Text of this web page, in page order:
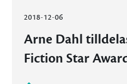
2018-12-06
Arne Dahl
Fiction Star